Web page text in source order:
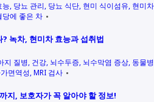
능 당뇨 관리 당뇨 식단 현미 식이섬유 현미차
당에 좋은 차
녹차, 현미차 효능과 섭취법
지 질병 건강 뇌수두증 뇌수막염 증상 동물병
면역성 MRI 검사
지, 보호자가 꼭 알아야 할 정보!